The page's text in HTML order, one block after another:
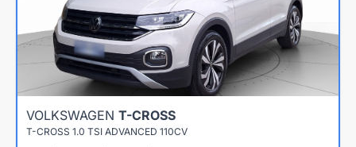
VOLKSWAGEN T-CROSS
T-CROSS 1.0 TSI ADVANCED 110CV